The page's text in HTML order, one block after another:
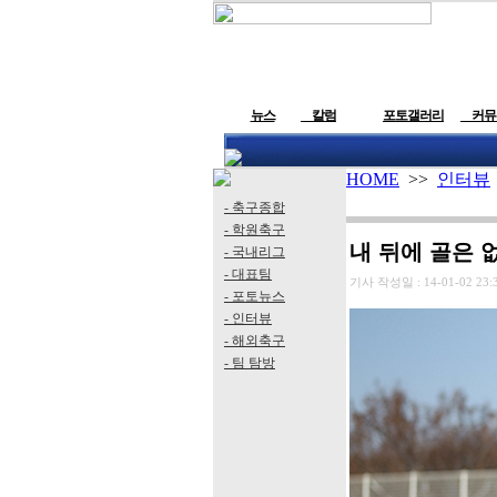
뉴스 칼럼 포토갤러리 커뮤
- 축구종합
- 학원축구
- 국내리그
- 대표팀
- 포토뉴스
- 인터뷰
- 해외축구
- 팀 탐방
HOME >> 인터뷰
내 뒤에 골은
기사 작성일 : 14-01-02